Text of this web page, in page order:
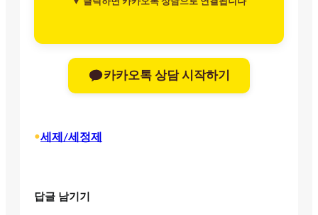
카카오톡 상담 시작하기
•세제/세정제
답글 남기기